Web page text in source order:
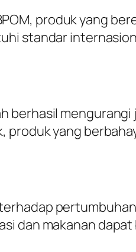
produk yang
standar
berhasil
produk yang
dan makanan